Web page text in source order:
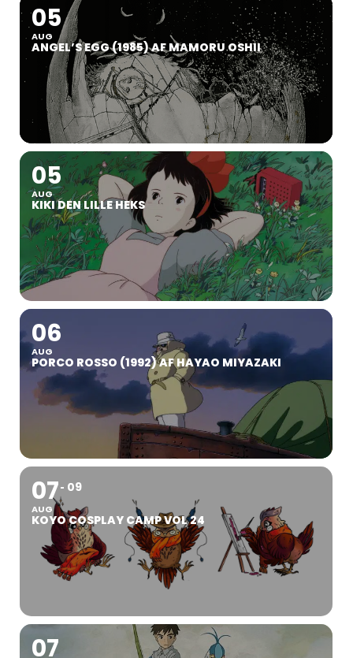
05
AUG
ANGEL’S EGG (1985) AF MAMORU OSHII
05
AUG
KIKI DEN LILLE HEKS
06
AUG
PORCO ROSSO (1992) AF HAYAO MIYAZAKI
07
AUG
09
KOYO COSPLAY CAMP VOL 24
07